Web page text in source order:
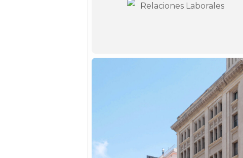
Relaciones Laborales